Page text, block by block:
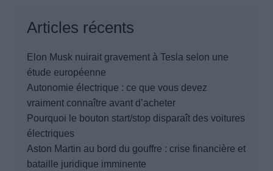
Articles récents
Elon Musk nuirait gravement à Tesla selon une
étude européenne
Autonomie électrique : ce que vous devez
vraiment connaître avant d’acheter
Pourquoi le bouton start/stop disparaît des voitures
électriques
Aston Martin au bord du gouffre : crise financière et
bataille juridique imminente